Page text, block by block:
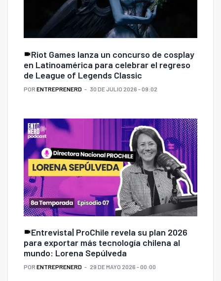
Riot Games lanza un concurso de cosplay
en Latinoamérica para celebrar el regreso
de League of Legends Classic
POR ENTREPRENERD 30 DE JULIO 2026 - 09:02
Entrevista| ProChile revela su plan 2026
para exportar más tecnología chilena al
mundo: Lorena Sepúlveda
POR ENTREPRENERD 29 DE MAYO 2026 - 00:00